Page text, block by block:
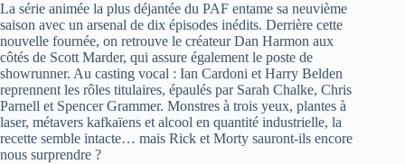
La série animée la plus déjantée du PAF entame sa neuvième
saison avec un arsenal de dix épisodes inédits. Derrière cette
nouvelle fournée, on retrouve le créateur Dan Harmon aux
côtés de Scott Marder, qui assure également le poste de
showrunner. Au casting vocal : Ian Cardoni et Harry Belden
reprennent les rôles titulaires, épaulés par Sarah Chalke, Chris
Parnell et Spencer Grammer. Monstres à trois yeux, plantes à
laser, métavers kafkaïens et alcool en quantité industrielle, la
recette semble intacte… mais Rick et Morty sauront-ils encore
nous surprendre ?